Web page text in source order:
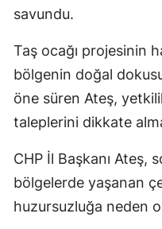
savundu.
Taş ocağı projesinin
bölgenin doğal
öne süren Ateş,
taleplerini dikkate
CHP İl Başkanı Ateş,
bölgelerde yaşanan
huzursuzluğa neden